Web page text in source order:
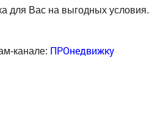
для Вас на выгодных условия.
канале: ПРОнедвижку